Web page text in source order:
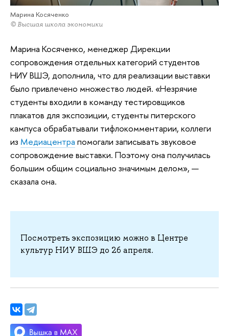
Марина Косяченко
© Высшая школа экономики
Марина Косяченко, менеджер Дирекции
сопровождения отдельных категорий студентов
НИУ ВШЭ, дополнила, что для реализации выставки
было привлечено множество людей. «Незрячие
студенты входили в команду тестировщиков
плакатов для экспозиции, студенты питерского
кампуса обрабатывали тифлокомментарии, коллеги
из Медиацентра помогали записывать звуковое
сопровождение выставки. Поэтому она получилась
большим общим социально значимым делом», —
сказала она.
Посмотреть экспозицию можно в Центре
культур НИУ ВШЭ до 26 апреля.